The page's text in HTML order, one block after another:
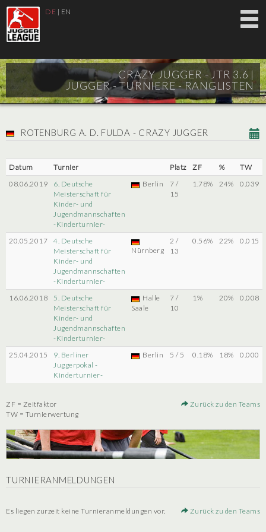
DE | EN
CRAZY JUGGER - JTR 3.6 |
JUGGER - TURNIERE - RANGLISTEN
ROTENBURG A. D. FULDA - CRAZY JUGGER
Datum Turnier Platz ZF %
TW
08.06.2019
6. Deutsche
Meisterschaft für
Kinder- und
Jugendmannschaften
-Kinderturnier-
Berlin
7 /
15
1.78% 24% 0.039
20.05.2017
4. Deutsche
Meisterschaft für
Kinder- und
Jugendmannschaften
-Kinderturnier-
Nürnberg
2 /
13
0.56% 22% 0.015
16.06.2018
5. Deutsche
Meisterschaft für
Kinder- und
Jugendmannschaften
-Kinderturnier-
Halle
Saale
7 /
10
1% 20% 0.008
25.04.2015
9. Berliner
Juggerpokal -
Kinderturnier-
Berlin 5 / 5 0.18% 18% 0.000
ZF = Zeitfaktor
TW = Turnierwertung
Zurück zu den Teams
TURNIERANMELDUNGEN
Es liegen zurzeit keine Turnieranmeldungen vor. Zurück zu den Teams